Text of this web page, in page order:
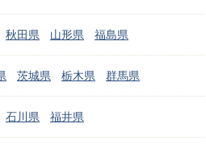
秋田県 山形県 福島県
茨城県 栃木県 群馬県
石川県 福井県